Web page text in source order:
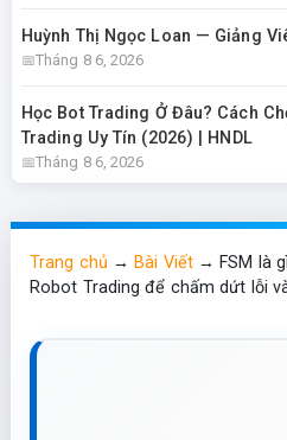
Huỳnh Thị Ngọc Loan — Giảng
Tháng 8 6, 2026
Học Bot Trading Ở Đâu? Cách
Trading Uy Tín (2026) | HNDL
Tháng 8 6, 2026
Trang chủ →Bài Viết→FSM là
Robot Trading để chấm dứt lỗi